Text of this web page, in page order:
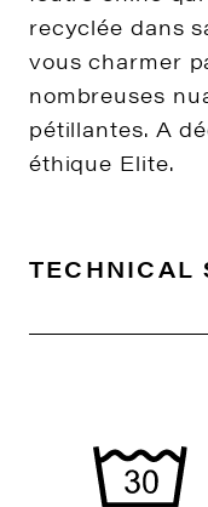
recyclée dans
vous charmer
nombreuses
pétillantes. A
éthique Elite.
TECHNICAL